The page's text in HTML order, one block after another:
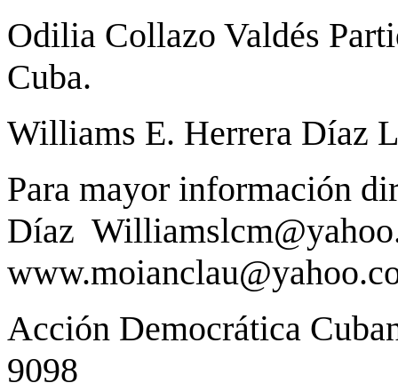
Odilia Collazo Valdés
Cuba.
Williams E. Herrera Díaz
Para mayor información
Díaz
Acción Democrática
9098